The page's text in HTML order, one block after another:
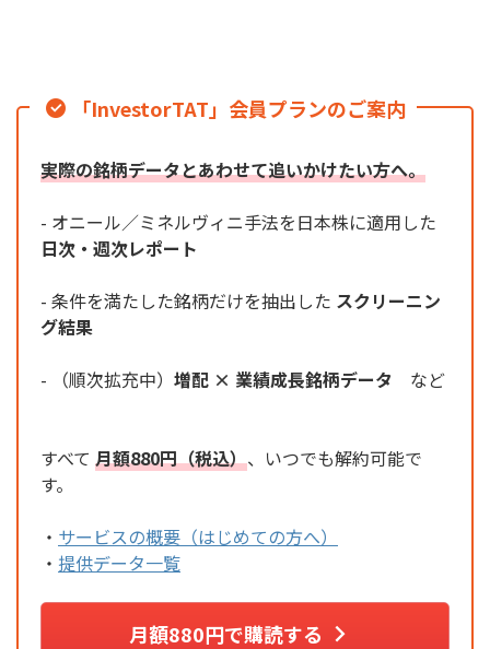
「InvestorTAT」会員プランのご案内
実際の銘柄データとあわせて追いかけたい方へ。
- オニール／ミネルヴィニ手法を日本株に適用した
日次・週次レポート
- 条件を満たした銘柄だけを抽出した スクリーニン
グ結果
- （順次拡充中） 増配 × 業績成長銘柄データ など
すべて 月額880円（税込）、いつでも解約可能で
す。
・ サービスの概要（はじめての方へ）
・ 提供データ一覧
月額880円で購読する